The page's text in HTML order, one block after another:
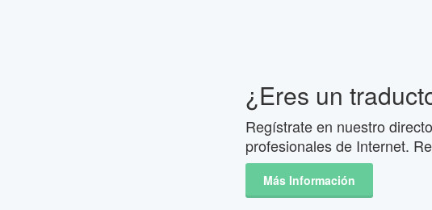
¿Eres un
Regístrate en nuestro
profesionales de Internet.
Más Información